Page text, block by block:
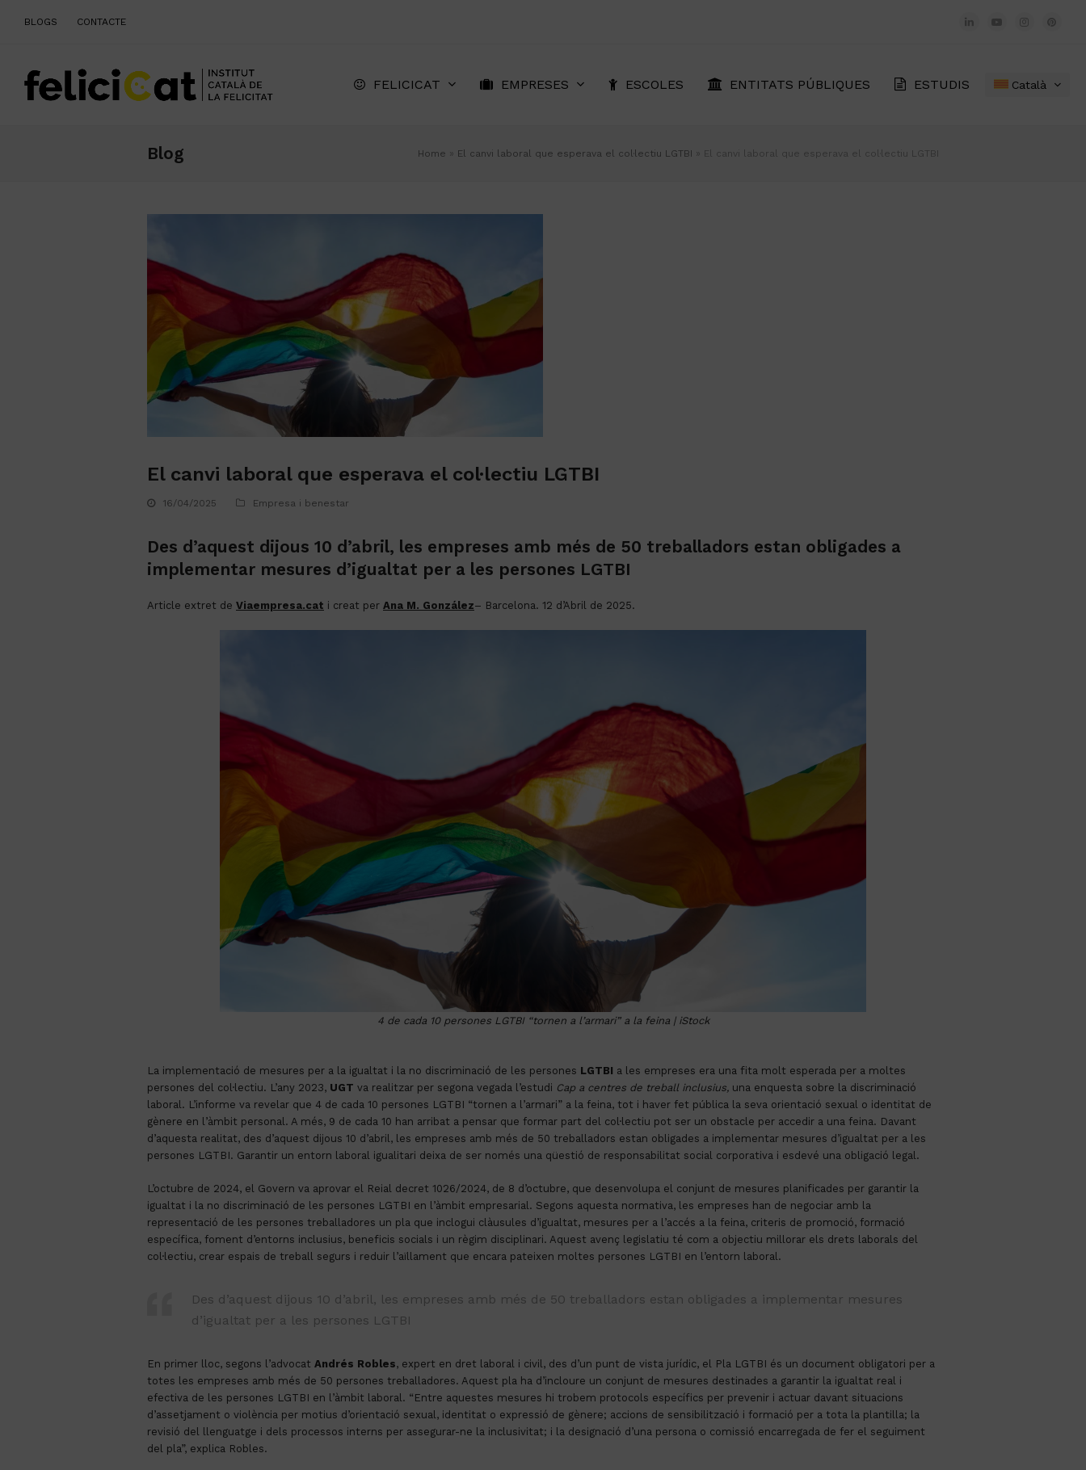
BLOGS CONTACTE LinkedInYouTubeInstagram
FELICICAT EMPRESES ESCOLES ENTITATS PÚBLIQUES ESTUDIS Català
Blog Home » El canvi laboral que esperava el col·lectiu LGTBI » El canvi laboral que esperava el col·lectiu LGTBI
El canvi laboral que esperava el col·lectiu LGTBI
16/04/2025 Empresa i benestar
Des d’aquest dijous 10 d’abril, les empreses amb més de 50 treballadors estan obligades a
implementar mesures d’igualtat per a les persones LGTBI
Article extret de Viaempresa.cat i creat per Ana M. González– Barcelona. 12 d’Abril de 2025.
4 de cada 10 persones LGTBI “tornen a l’armari” a la feina | iStock
La implementació de mesures per a la igualtat i la no discriminació de les persones LGTBI a les empreses era una fita molt esperada per a moltes
persones del col·lectiu. L’any 2023, UGT va realitzar per segona vegada l’estudi Cap a centres de treball inclusius, una enquesta sobre la discriminació
laboral. L’informe va revelar que 4 de cada 10 persones LGTBI “tornen a l’armari” a la feina, tot i haver fet pública la seva orientació sexual o identitat de
gènere en l’àmbit personal. A més, 9 de cada 10 han arribat a pensar que formar part del col·lectiu pot ser un obstacle per accedir a una feina. Davant
d’aquesta realitat, des d’aquest dijous 10 d’abril, les empreses amb més de 50 treballadors estan obligades a implementar mesures d’igualtat per a les
persones LGTBI. Garantir un entorn laboral igualitari deixa de ser només una qüestió de responsabilitat social corporativa i esdevé una obligació legal.
L’octubre de 2024, el Govern va aprovar el Reial decret 1026/2024, de 8 d’octubre, que desenvolupa el conjunt de mesures planificades per garantir la
igualtat i la no discriminació de les persones LGTBI en l’àmbit empresarial. Segons aquesta normativa, les empreses han de negociar amb la
representació de les persones treballadores un pla que inclogui clàusules d’igualtat, mesures per a l’accés a la feina, criteris de promoció, formació
específica, foment d’entorns inclusius, beneficis socials i un règim disciplinari. Aquest avenç legislatiu té com a objectiu millorar els drets laborals del
col·lectiu, crear espais de treball segurs i reduir l’aïllament que encara pateixen moltes persones LGTBI en l’entorn laboral.
Des d’aquest dijous 10 d’abril, les empreses amb més de 50 treballadors estan obligades a implementar mesures
d’igualtat per a les persones LGTBI
En primer lloc, segons l’advocat Andrés Robles, expert en dret laboral i civil, des d’un punt de vista jurídic, el Pla LGTBI és un document obligatori per a
totes les empreses amb més de 50 persones treballadores. Aquest pla ha d’incloure un conjunt de mesures destinades a garantir la igualtat real i
efectiva de les persones LGTBI en l’àmbit laboral. “Entre aquestes mesures hi trobem protocols específics per prevenir i actuar davant situacions
d’assetjament o violència per motius d’orientació sexual, identitat o expressió de gènere; accions de sensibilització i formació per a tota la plantilla; la
revisió del llenguatge i dels processos interns per assegurar-ne la inclusivitat; i la designació d’una persona o comissió encarregada de fer el seguiment
del pla”, explica Robles.